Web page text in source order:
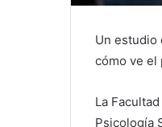
Un estudio
cómo ve el
La
Psicología